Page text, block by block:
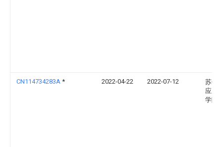
CN114734283A * 2022-04-22 2022-07-12
苏州
应用
学院